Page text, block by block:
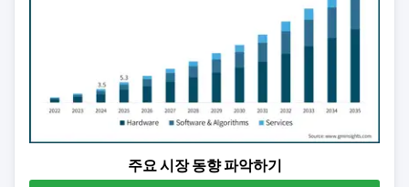
주요 시장 동향 파악하기